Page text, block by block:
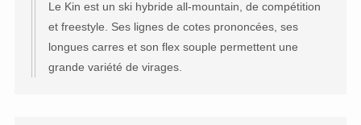
Le Kin est un ski hybride all-mountain, de compétition
et freestyle. Ses lignes de cotes prononcées, ses
longues carres et son flex souple permettent une
grande variété de virages.